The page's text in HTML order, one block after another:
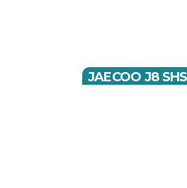
JAECOO J8